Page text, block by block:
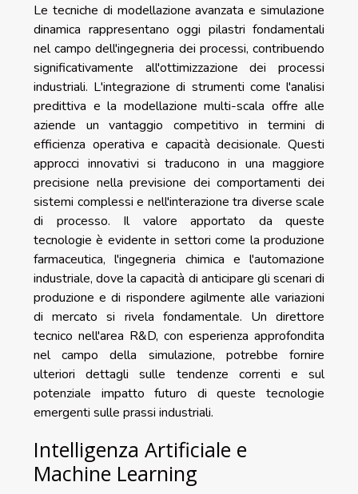
Le tecniche di modellazione avanzata e simulazione
dinamica rappresentano oggi pilastri fondamentali
nel campo dell'ingegneria dei processi, contribuendo
significativamente all'ottimizzazione dei processi
industriali. L'integrazione di strumenti come l'analisi
predittiva e la modellazione multi-scala offre alle
aziende un vantaggio competitivo in termini di
efficienza operativa e capacità decisionale. Questi
approcci innovativi si traducono in una maggiore
precisione nella previsione dei comportamenti dei
sistemi complessi e nell'interazione tra diverse scale
di processo. Il valore apportato da queste
tecnologie è evidente in settori come la produzione
farmaceutica, l'ingegneria chimica e l'automazione
industriale, dove la capacità di anticipare gli scenari di
produzione e di rispondere agilmente alle variazioni
di mercato si rivela fondamentale. Un direttore
tecnico nell'area R&D, con esperienza approfondita
nel campo della simulazione, potrebbe fornire
ulteriori dettagli sulle tendenze correnti e sul
potenziale impatto futuro di queste tecnologie
emergenti sulle prassi industriali.
Intelligenza Artificiale e
Machine Learning